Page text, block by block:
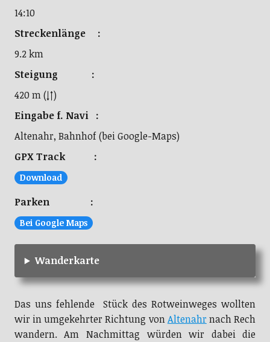
14:10
Streckenlänge :
9.2 km
Steigung :
420 m (↓↑)
Eingabe f. Navi :
Altenahr, Bahnhof (bei Google-Maps)
GPX Track :
Download
Parken :
Bei Google Maps
Wanderkarte
Das uns fehlende Stück des Rotweinweges wollten
wir in umgekehrter Richtung vonAltenahr nach Rech
wandern. Am Nachmittag würden wir dabei die